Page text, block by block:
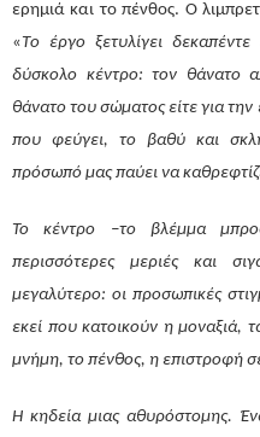
ερημιά και το πένθος. Ο
«Tο έργο ξετυλίγει
δύσκολο κέντρο: τον θάνατο
θάνατο του σώματος είτε για
που φεύγει, το βαθύ και
πρόσωπό μας παύει να
Το κέντρο –το βλέμμα
περισσότερες μεριές και
μεγαλύτερο: οι προσωπικές
εκεί που κατοικούν η μοναξιά,
μνήμη, το πένθος, η επιστροφή
Η κηδεία μιας αθυρόστομης.